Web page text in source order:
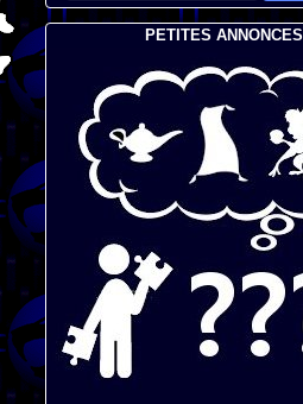
PETITES ANNONCES